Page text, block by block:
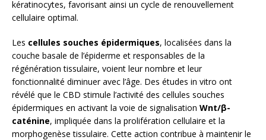
kératinocytes, favorisant ainsi un cycle de renouvellement
cellulaire optimal.
Les cellules souches épidermiques, localisées dans la
couche basale de l’épiderme et responsables de la
régénération tissulaire, voient leur nombre et leur
fonctionnalité diminuer avec l’âge. Des études in vitro ont
révélé que le CBD stimule l’activité des cellules souches
épidermiques en activant la voie de signalisation Wnt/β-
caténine, impliquée dans la prolifération cellulaire et la
morphogenèse tissulaire. Cette action contribue à maintenir le